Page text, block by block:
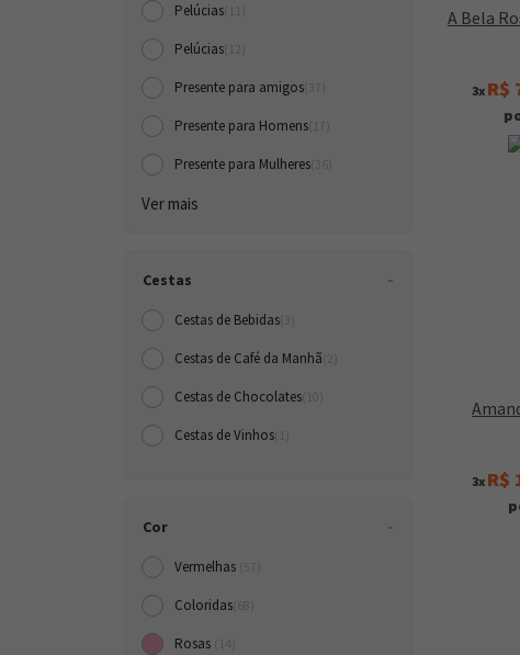
Pelúcias
Pelúcias
Presente para amigos
Presente para Homens
Presente para Mulheres
Ver mais
Cestas
Cestas de Bebidas
Cestas de Café da Manh
Cestas de Chocolates
Cestas de Vinhos
Cor
Vermelhas
Coloridas
Rosas
A Bela
3x R$
3x R$